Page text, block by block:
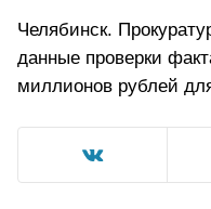
Челябинск.
данные проверки
миллионов рублей